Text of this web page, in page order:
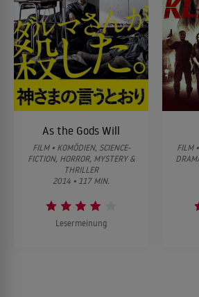
As the Gods Will
FILM • KOMÖDIEN, SCIENCE-
FICTION, HORROR, MYSTERY &
THRILLER
2014 • 117 MIN.
Lesermeinung
FILM